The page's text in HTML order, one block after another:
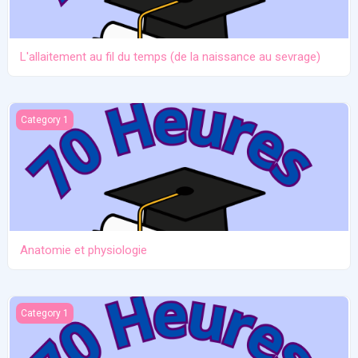
L'allaitement au fil du temps (de la naissance au sevrage)
Anatomie et physiologie
Category 1
Anatomie et physiologie
Ictère et hypoglycémie
Category 1